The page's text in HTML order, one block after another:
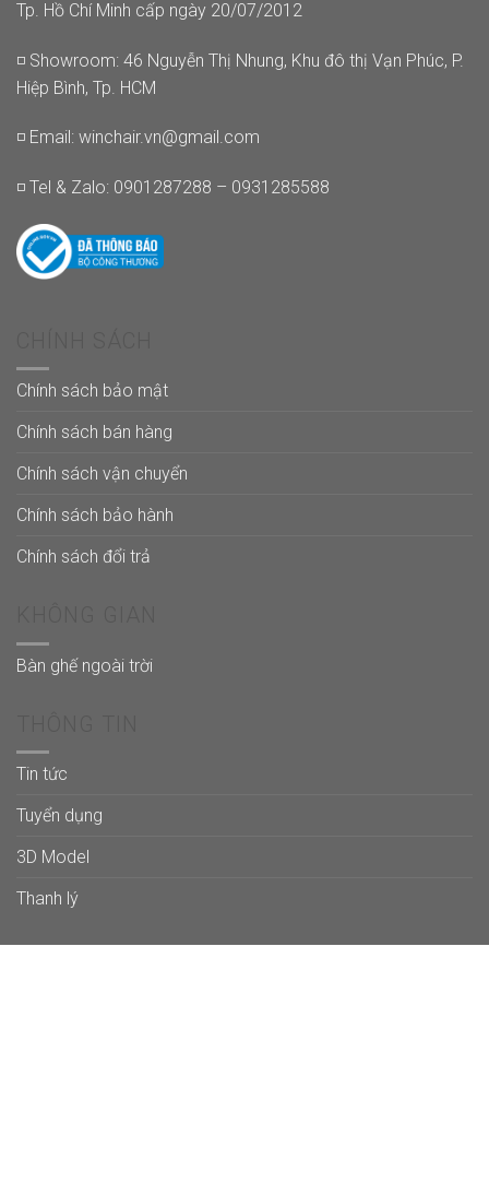
Tp. Hồ Chí Minh cấp ngày 20/07/2012
◽ Showroom: 46 Nguyễn Thị Nhung, Khu đô thị Vạn Phúc, P.
Hiệp Bình, Tp. HCM
◽ Email: winchair.vn@gmail.com
◽ Tel & Zalo: 0901287288 – 0931285588
Chính sách bảo mật
Chính sách bán hàng
Chính sách vận chuyển
Chính sách bảo hành
Chính sách đổi trả
Bàn ghế ngoài trời
Tin tức
Tuyển dụng
3D Model
Thanh lý